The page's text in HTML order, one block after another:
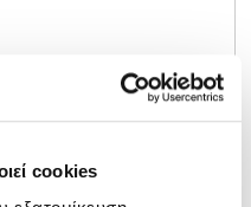
cookies
μπορούμε εύκολα να
λόγου(Writing)